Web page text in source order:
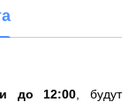
до 12:00 , будут